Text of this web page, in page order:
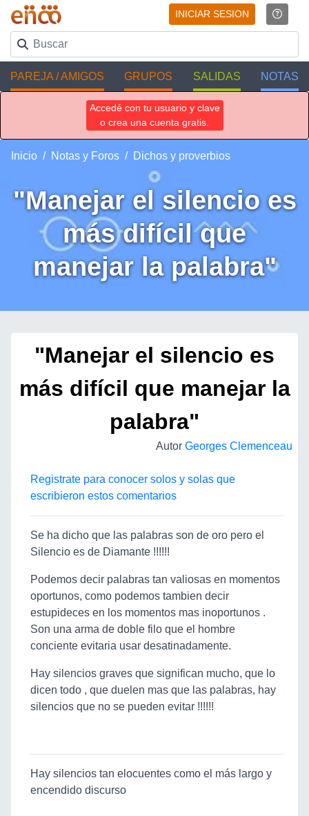
INICIAR SESION
PAREJA / AMIGOS GRUPOS SALIDAS NOTAS
Accedé con tu usuario y clave
o crea una cuenta gratis.
Inicio Notas y Foros Dichos y proverbios
"Manejar el silencio es
más difícil que
manejar la palabra"
"Manejar el silencio es
más difícil que manejar la
palabra"
Autor Georges Clemenceau
Registrate para conocer solos y solas que
escribieron estos comentarios
Se ha dicho que las palabras son de oro pero el
Silencio es de Diamante !!!!!!
Podemos decir palabras tan valiosas en momentos
oportunos, como podemos tambien decir
estupideces en los momentos mas inoportunos .
Son una arma de doble filo que el hombre
conciente evitaria usar desatinadamente.
Hay silencios graves que significan mucho, que lo
dicen todo , que duelen mas que las palabras, hay
silencios que no se pueden evitar !!!!!!
Hay silencios tan elocuentes como el más largo y
encendido discurso